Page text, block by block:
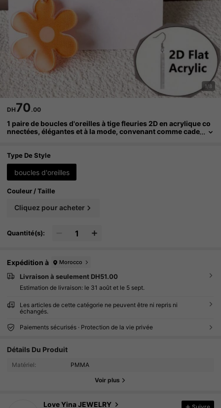
1/8
DH70.00
1 paire de boucles d'oreilles à tige fleuries 2D en acrylique co
nnectées, élégantes et à la mode, convenant comme cade
Type De Style
boucles d'oreilles
Couleur / Taille
Cliquez pour acheter
Quantité(s):
Expédition à Morocco
Livraison à seulement DH51.00
Estimation de livraison: le 31 août et le 5 sept.
Les articles de cette catégorie ne peuvent être ni repris ni
échangés.
Paiements sécurisés · Protection de la vie privée
Détails Du Produit
Matériel: PMMA
Voir plus
Love Yina JEWELRY
3K Suiveurs
3K Suiveurs